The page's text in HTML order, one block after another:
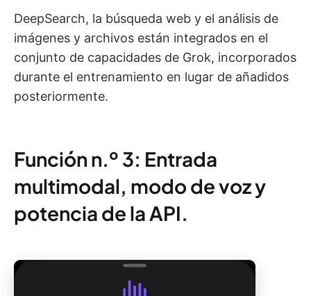
DeepSearch, la búsqueda web y el análisis de
imágenes y archivos están integrados en el
conjunto de capacidades de Grok, incorporados
durante el entrenamiento en lugar de añadidos
posteriormente.
Función n.º 3: Entrada
multimodal, modo de voz y
potencia de la API.